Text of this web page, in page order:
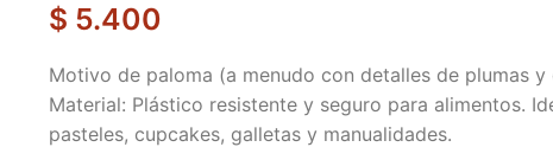
$ 5.400
Motivo de paloma (a menudo con detalles de plumas y
Material: Plástico resistente y seguro para alimentos.
pasteles, cupcakes, galletas y manualidades.